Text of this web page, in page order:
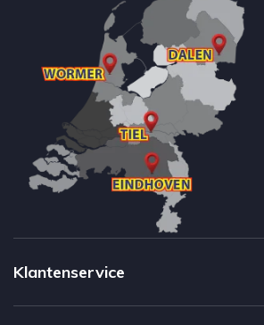
Klantenservice